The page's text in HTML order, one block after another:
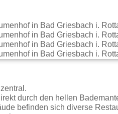
durch den hellen
befinden sich diverse